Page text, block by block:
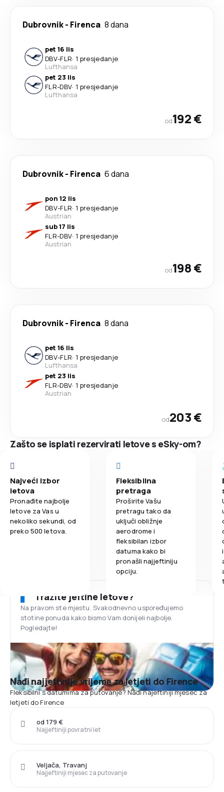
Dubrovnik- Firenca 8 dana
pet 16 lis
DBV-FLR· 1 presjedanje
Lufthansa
pet 23 lis
FLR-DBV· 1 presjedanje
Lufthansa
od192 €
Dubrovnik- Firenca 6 dana
pon 12 lis
DBV-FLR· 1 presjedanje
Austrian
sub 17 lis
FLR-DBV· 1 presjedanje
Austrian
od198 €
Dubrovnik- Firenca 8 dana
pet 16 lis
DBV-FLR· 1 presjedanje
Lufthansa
pet 23 lis
FLR-DBV· 1 presjedanje
Austrian
od203 €
Zašto se isplati rezervirati letove s eSky-om?
Najveći izbor
letova
Pronađite najbolje
letove za Vas u
nekoliko sekundi, od
preko 500 letova.
Fleksibilna
pretraga
Proširite Vašu
pretragu tako da
uključi obližnje
aerodrome i
fleksibilan izbor
datuma kako bi
pronašli najjeftiniju
opciju.
Tražite jeftine letove?
Na pravom ste mjestu. Svakodnevno uspoređujemo
stotine ponuda kako bismo Vam donijeli najbolje.
Pogledajte!
Nađi najjeftinije vrijeme za letjeti do Firence
Fleksibilni s datumima za putovanje? Nađi najeftiniji mjesec za
letjeti do Firence
Najjeftiniji povratni let
od 179 €
Najjeftiniji mjesec za putovanje
Veljača, Travanj